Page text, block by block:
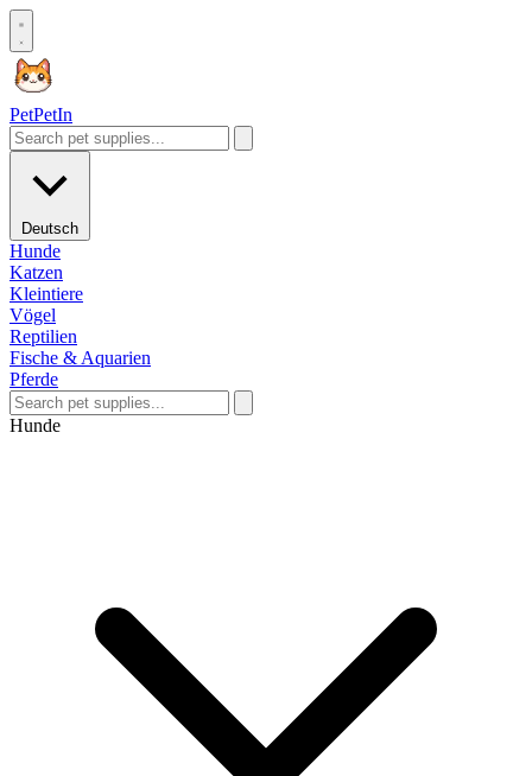
PetPetIn
Deutsch
Hunde
Katzen
Kleintiere
Vögel
Reptilien
Fische & Aquarien
Pferde
Hunde